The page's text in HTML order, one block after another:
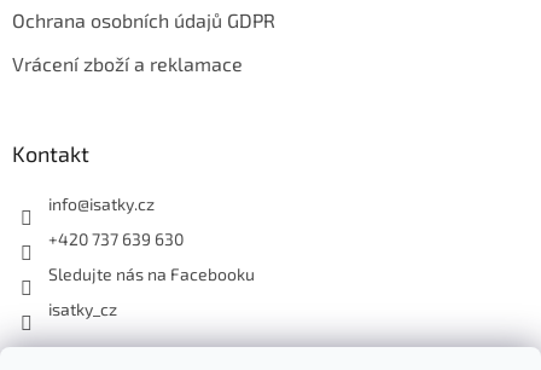
Ochrana osobních údajů GDPR
Vrácení zboží a reklamace
Kontakt
info@isatky.cz
+420 737 639 630
Sledujte nás na Facebooku
isatky_cz